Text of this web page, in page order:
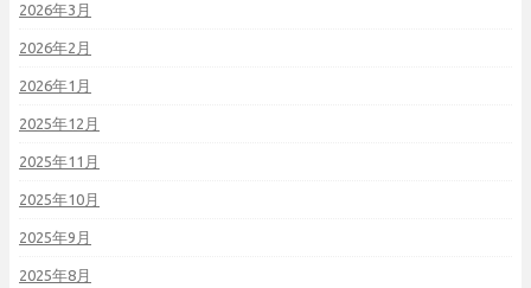
2026年3月
2026年2月
2026年1月
2025年12月
2025年11月
2025年10月
2025年9月
2025年8月